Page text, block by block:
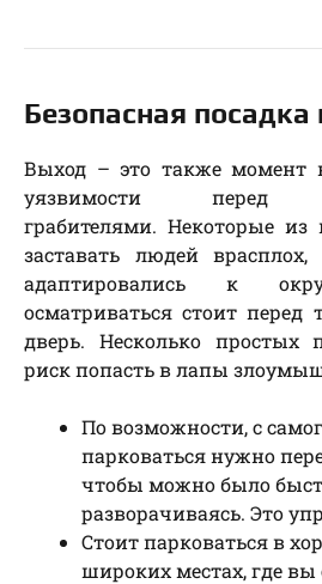
Безопасная
Выход – это также момент
уязвимости перед
грабителями. Некоторые
заставать людей
адаптировались к
осматриваться стоит перед
дверь. Несколько простых
риск попасть в лапы
По возможности, с
парковаться нужно
чтобы можно было
разворачиваясь. Это
Стоит парковаться в
широких местах, где вы